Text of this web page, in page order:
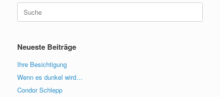
Suche
nach:
Neueste Beiträge
Ihre Besichtigung
Wenn es dunkel wird…
Condor Schlepp